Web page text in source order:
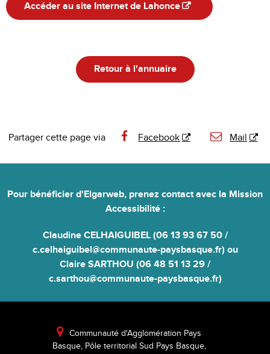
Accéder au site Internet de Lahonce
Retour à l'annuaire
Partager cette page via Facebook Mail
Pour bénéficier d'Elgarweb, prenez contact avec la Mission
Accessibilité :
Claudine CELHAIGUIBEL (06 13 93 67 50 /
c.celhaiguibel@communaute-paysbasque.fr) ou
Claire SARTHOU (06 48 51 13 29 /
c.sarthou@communaute-paysbasque.fr)

Communauté d'Agglomération Pays
Basque, Pôle territorial Sud Pays Basque,